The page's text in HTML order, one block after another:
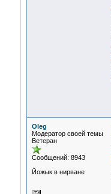
Oleg
Модератор своей темы
Ветеран
Сообщений: 8943
Йожык в нирване